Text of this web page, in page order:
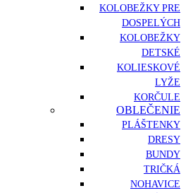
KOLOBEŽKY PRE
DOSPELÝCH
KOLOBEŽKY
DETSKÉ
KOLIESKOVÉ
LYŽE
KORČULE
OBLEČENIE
PLÁŠTENKY
DRESY
BUNDY
TRIČKÁ
NOHAVICE